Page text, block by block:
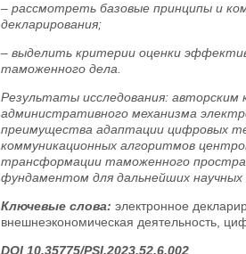
– рассмотреть базовые принципы и
декларирования;
– выделить критерии оценки
таможенного дела.
Результаты исследования:
административного механизма
преимущества адаптации цифровых
коммуникационных алгоритмов
трансформации таможенного
фундаментом для дальнейших
Ключевые слова: электронное
внешнеэкономическая деятельность,
DOI 10.35775/PSI.2023.52.6.002